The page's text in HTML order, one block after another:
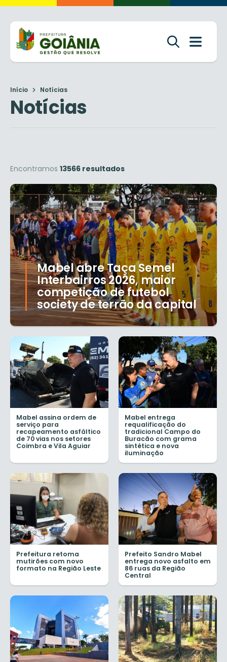
Início Notícias
Notícias
Encontramos 13566 resultados
Mabel abre Taça Semel
Interbairros 2026, maior
competição de futebol
society de terrão da capital
Mabel assina ordem de
serviço para
recapeamento asfáltico
de 70 vias nos setores
Coimbra e Vila Aguiar
Mabel entrega
requalificação do
tradicional Campo do
Buracão com grama
sintética e nova
iluminação
Prefeitura retoma
mutirões com novo
formato na Região Leste
Prefeito Sandro Mabel
entrega novo asfalto em
86 ruas da Região
Central